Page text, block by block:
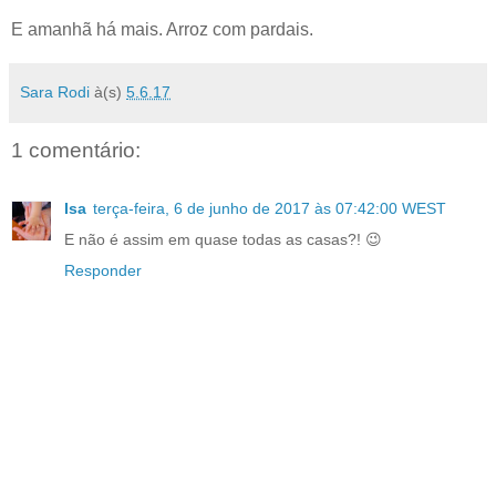
E amanhã há mais. Arroz com pardais.
Sara Rodi à(s) 5.6.17
1 comentário:
Isa terça-feira, 6 de junho de 2017 às 07:42:00 WEST
E não é assim em quase todas as casas?! 😉
Responder